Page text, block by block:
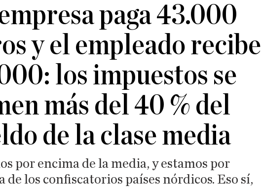
paga 43.000
y el empleado recibe
los impuestos se
más del 40 % del
de la clase media
por encima de la media, y estamos por
de los confiscatorios países nórdicos. Eso sí,